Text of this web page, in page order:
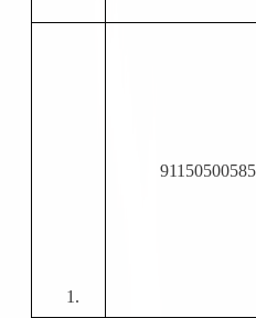
1.